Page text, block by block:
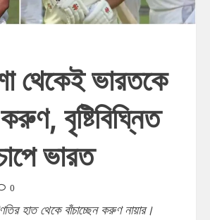
থেকেই ভারতকে
বৃষ্টিবিঘ্নিত
ভারত
0
হাত থেকে বাঁচাচ্ছেন করুণ নায়ার।